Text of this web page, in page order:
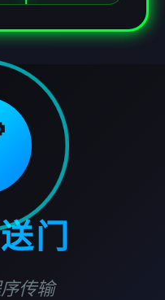
门
传输